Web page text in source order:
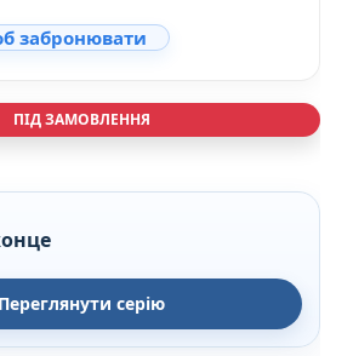
забронювати
ПІД ЗАМОВЛЕННЯ
Переглянути серію